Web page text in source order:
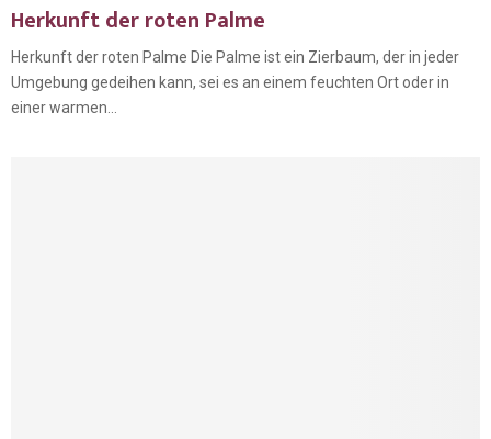
Herkunft der roten Palme
Herkunft der roten Palme Die Palme ist ein Zierbaum, der in jeder
Umgebung gedeihen kann, sei es an einem feuchten Ort oder in
einer warmen...